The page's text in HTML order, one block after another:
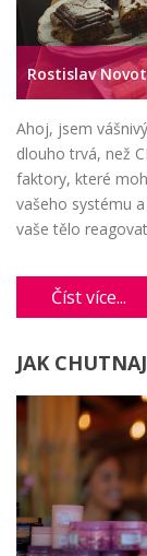
Rostislav
Ahoj, jsem
dlouho trvá, než
faktory, které
vašeho systému
vaše tělo
tato otázka tak
Číst více...
JAK